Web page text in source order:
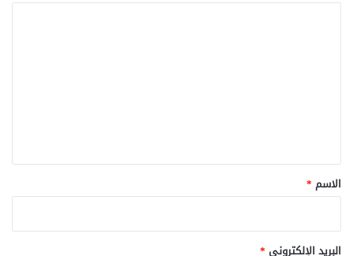
*
الاسم *
البريد الإلكتروني *